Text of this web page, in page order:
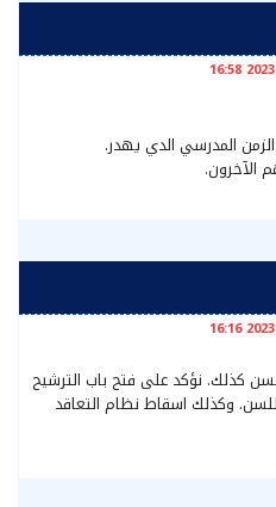
المدرسي الدي يهدر.
الآخرون.
كذلك. نؤكد على فتح باب الترشيح
وكذلك اسقاط نظام التعاقد